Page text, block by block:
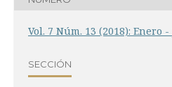
Vol. 7 Núm. 13 (2018): Enero
SECCIÓN